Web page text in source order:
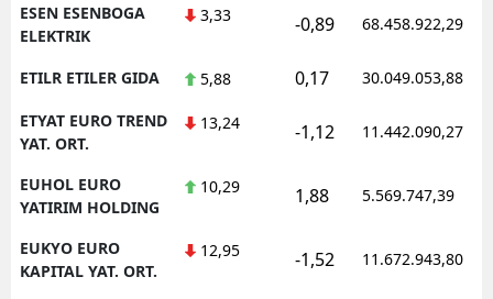
ESEN ESENBOGA
ELEKTRIK
3,33 -0,89 68.458.922,29
ETILR ETILER GIDA 5,88 0,17 30.049.053,88
ETYAT EURO TREND
YAT. ORT.
13,24 -1,12 11.442.090,27
EUHOL EURO
YATIRIM HOLDING
10,29 1,88 5.569.747,39
EUKYO EURO
KAPITAL YAT. ORT.
12,95 -1,52 11.672.943,80